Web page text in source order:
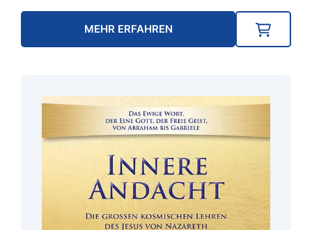
MEHR ERFAHREN